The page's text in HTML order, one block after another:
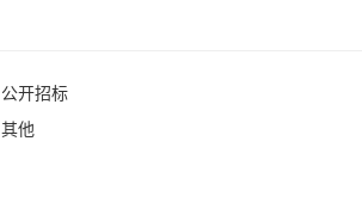
公开招标
其他